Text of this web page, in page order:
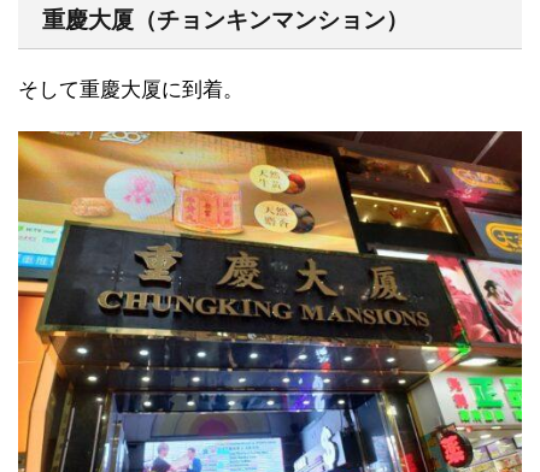
重慶大厦（チョンキンマンション）
そして重慶大厦に到着。